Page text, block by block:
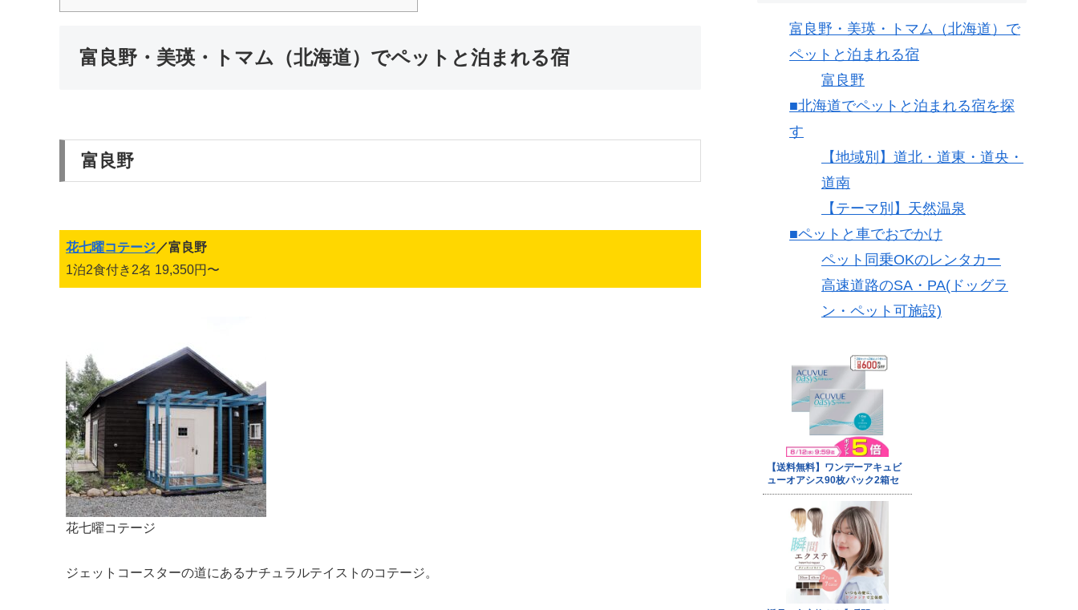
富良野・美瑛・トマム（北海道）でペットと泊まれる宿
富良野
花七曜コテージ／富良野
1泊2食付き2名 19,350円〜
花七曜コテージ
ジェットコースターの道にあるナチュラルテイストのコテージ。
富良野・美瑛・トマム（北海道）で
ペットと泊まれる宿
富良野
■北海道でペットと泊まれる宿を探
す
【地域別】道北・道東・道央・
道南
【テーマ別】天然温泉
■ペットと車でおでかけ
ペット同乗OKのレンタカー
高速道路のSA・PA(ドッグラ
ン・ペット可施設)